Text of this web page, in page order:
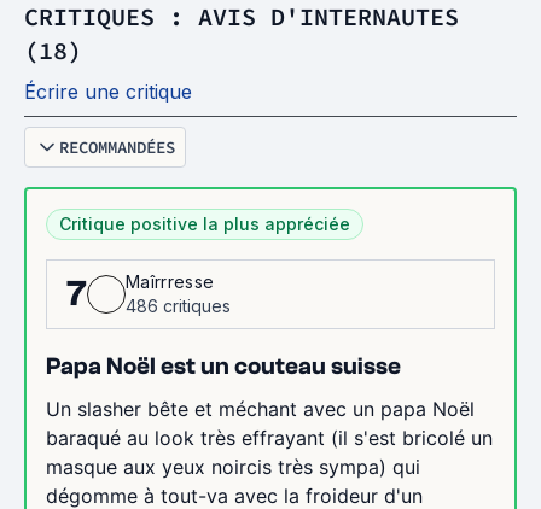
CRITIQUES : AVIS D'INTERNAUTES
(18)
Écrire une critique
RECOMMANDÉES
Critique positive la plus appréciée
7
Maîrrresse
486 critiques
Papa Noël est un couteau suisse
Un slasher bête et méchant avec un papa Noël
baraqué au look très effrayant (il s'est bricolé un
masque aux yeux noircis très sympa) qui
dégomme à tout-va avec la froideur d'un